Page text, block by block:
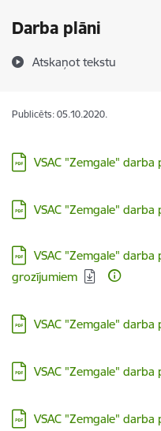
Darba plāni
Atskaņot tekstu
Publicēts: 05.10.2020.
Lejupielādēt:
VSAC "Zemgale"
Lejupielādēt:
VSAC "Zemgale"
Lejupielādēt:
VSAC "Zemgale"
grozījumiem
Lejupielādēt:
VSAC "Zemgale"
Lejupielādēt:
VSAC "Zemgale"
Lejupielādēt:
VSAC "Zemgale"